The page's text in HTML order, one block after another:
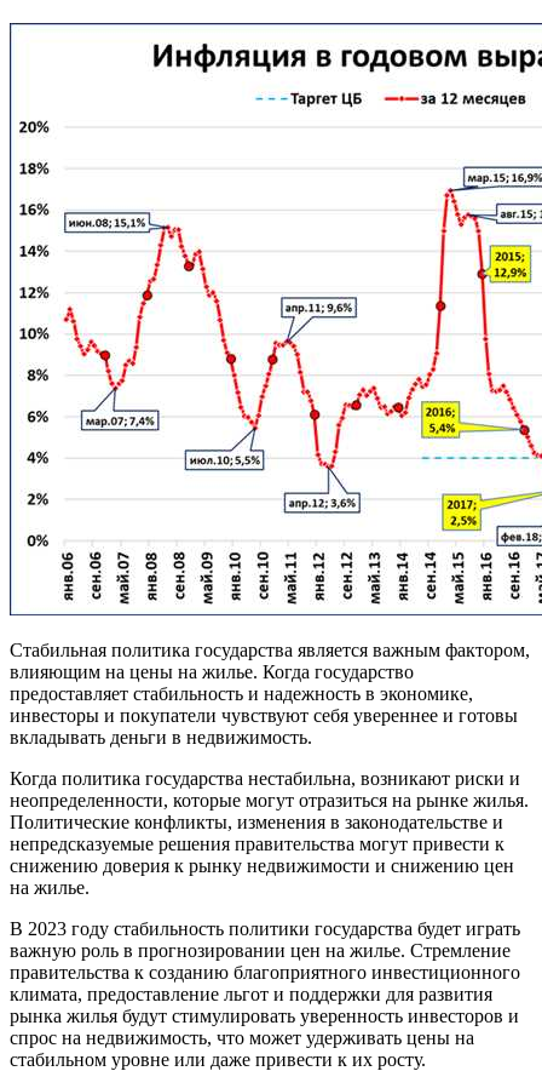
Стабильная политика государства является важным фактором,
влияющим на цены на жилье. Когда государство
предоставляет стабильность и надежность в экономике,
инвесторы и покупатели чувствуют себя увереннее и готовы
вкладывать деньги в недвижимость.
Когда политика государства нестабильна, возникают риски и
неопределенности, которые могут отразиться на рынке жилья.
Политические конфликты, изменения в законодательстве и
непредсказуемые решения правительства могут привести к
снижению доверия к рынку недвижимости и снижению цен
на жилье.
В 2023 году стабильность политики государства будет играть
важную роль в прогнозировании цен на жилье. Стремление
правительства к созданию благоприятного инвестиционного
климата, предоставление льгот и поддержки для развития
рынка жилья будут стимулировать уверенность инвесторов и
спрос на недвижимость, что может удерживать цены на
стабильном уровне или даже привести к их росту.